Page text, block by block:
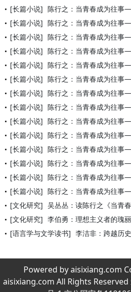
[长篇小说] 陈行之：当青春成为往事
[长篇小说] 陈行之：当青春成为往事
[长篇小说] 陈行之：当青春成为往
[长篇小说] 陈行之：当青春成为往事
[长篇小说] 陈行之：当青春成为往
[长篇小说] 陈行之：当青春成为往
[长篇小说] 陈行之：当青春成为往事
[长篇小说] 陈行之：当青春成为往事
[长篇小说] 陈行之：当青春成为往
[长篇小说] 陈行之：当青春成为往
[长篇小说] 陈行之：当青春成为往事
[长篇小说] 陈行之：当青春成为往
[长篇小说] 陈行之：当青春成为往事
[长篇小说] 陈行之：当青春成为往
[文化研究] 吴丛丛：读陈行之《当青春
[文化研究] 李伯勇：理想主义者的瑰
[语言学与文学读书] 李洁非：跨越历史、政治与
Powered by aisixiang.com
aisixiang.com All Rights Reserved